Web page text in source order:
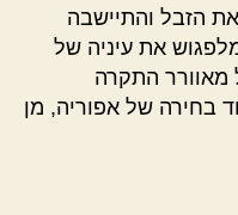
הזבל והתיישבה
את עיניה של
מאוורר התקרה
בחירה של אפוריה, מן